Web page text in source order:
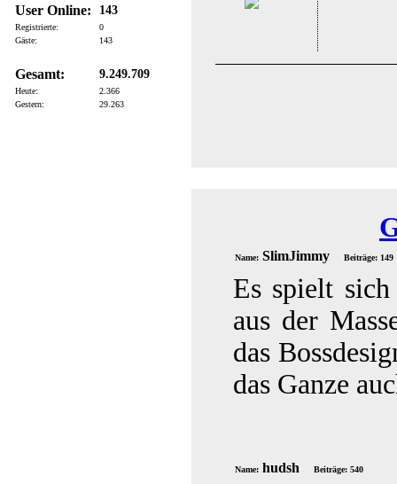
User Online: 143
Registrierte:
0
Gäste:
143
Gesamt: 9.249.709
Heute:
2.366
Gestern:
29.263
Name: SlimJimmy Beiträge: 149
Es spielt
aus der
das
das Ganze
Name: hudsh Beiträge: 540